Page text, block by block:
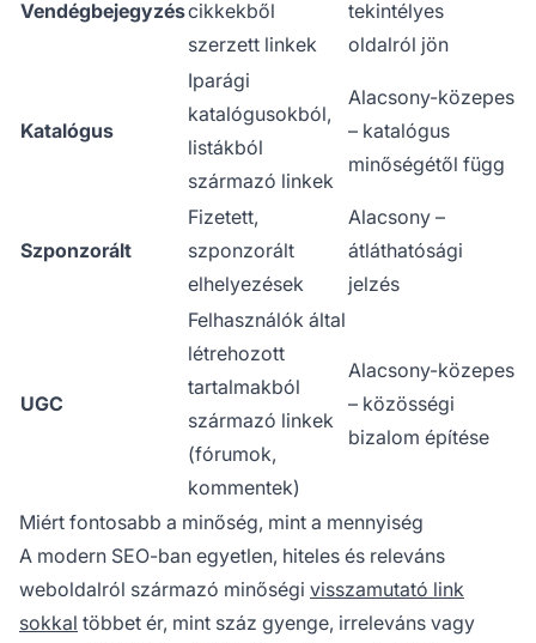
Vendégbejegyzéscikkekből
szerzett linkek
tekintélyes
oldalról jön
Katalógus
Iparági
katalógusokból,
listákból
származó linkek
Alacsony-közepes
– katalógus
minőségétől függ
Szponzorált
Fizetett,
szponzorált
elhelyezések
Alacsony –
átláthatósági
jelzés
UGC
Felhasználók által
létrehozott
tartalmakból
származó linkek
(fórumok,
kommentek)
Alacsony-közepes
– közösségi
bizalom építése
Miért fontosabb a minőség, mint a mennyiség
A modern SEO-ban egyetlen, hiteles és releváns
weboldalról származó minőségi visszamutató link
sokkal többet ér, mint száz gyenge, irreleváns vagy